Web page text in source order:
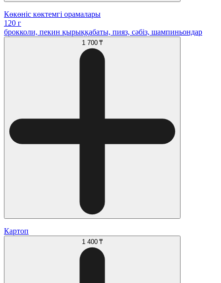
Көкөніс көктемгі орамалары
120 г
брокколи, пекин қырыққабаты, пияз, сәбіз, шампиньондар
1 700 ₸
Картоп
1 400 ₸